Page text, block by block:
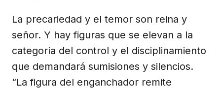
La precariedad y el temor son reina y
señor. Y hay figuras que se elevan a la
categoría del control y el disciplinamiento
que demandará sumisiones y silencios.
“La figura del enganchador remite